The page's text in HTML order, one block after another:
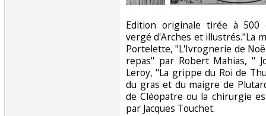
‎Edition originale tirée à 500
vergé d'Arches et illustrés."La
Portelette, "L'Ivrognerie de
repas" par Robert Mahias, "
Leroy, "La grippe du Roi de
du gras et du maigre de
de Cléopatre ou la chirurgie
par Jacques Touchet. ‎